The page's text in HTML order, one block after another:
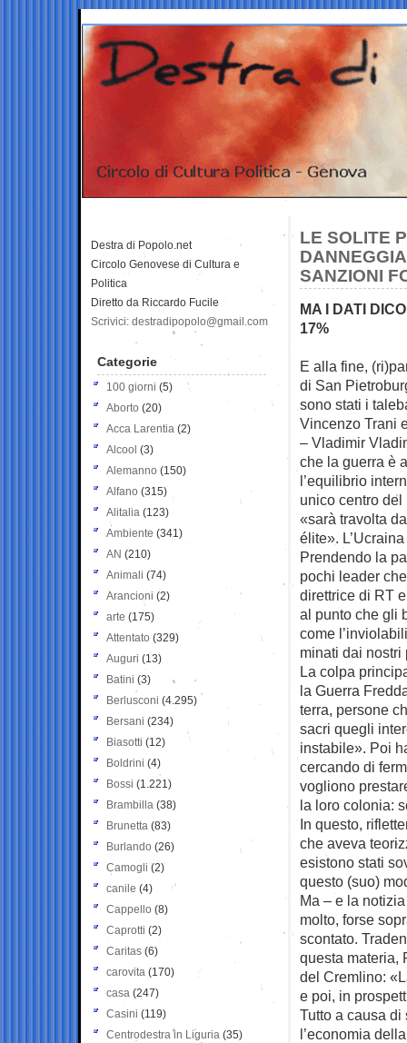
LE SOLITE
SANZIONI
MA I DATI
17%
E alla fine,
di San
sono stati i
Vincenzo Trani
– Vladimir
che la guerra è
l’equilibrio
unico centro del
«sarà travolta
élite».
Prendendo la
pochi leader
direttrice di RT
al punto che gli
come
minati dai nostri
La colpa
la Guerra
terra, persone
sacri quegli
instabile». Poi
cercando di
vogliono
la loro colonia:
In questo,
che aveva
esistono stati
questo (suo)
Ma – e la
molto, forse
scontato.
questa materia,
del Cremlino:
e poi, in
Tutto a causa
l’economia
Destra di Popolo.net
Circolo Genovese di Cultura e
Politica
Diretto da Riccardo Fucile
Scrivici: destradipopolo@gmail.com
Categorie
100 giorni (5)
Aborto (20)
Acca Larentia (2)
Alcool (3)
Alemanno (150)
Alfano (315)
Alitalia (123)
Ambiente (341)
AN (210)
Animali (74)
Arancioni (2)
arte (175)
Attentato (329)
Auguri (13)
Batini (3)
Berlusconi (4.295)
Bersani (234)
Biasotti (12)
Boldrini (4)
Bossi (1.221)
Brambilla (38)
Brunetta (83)
Burlando (26)
Camogli (2)
canile (4)
Cappello (8)
Caprotti (2)
Caritas (6)
carovita (170)
casa (247)
Casini (119)
Centrodestra in Liguria (35)